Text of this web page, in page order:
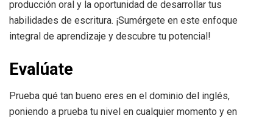
producción oral y la oportunidad de desarrollar tus
habilidades de escritura. ¡Sumérgete en este enfoque
integral de aprendizaje y descubre tu potencial!
Evalúate
Prueba qué tan bueno eres en el dominio del inglés,
poniendo a prueba tu nivel en cualquier momento y en